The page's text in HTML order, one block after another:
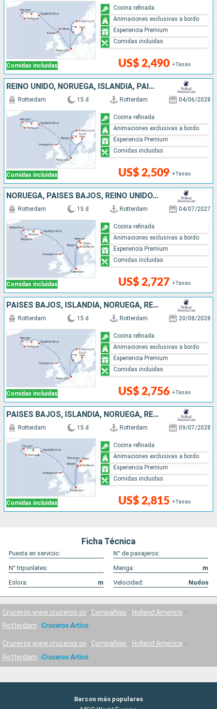
Comidas incluidas US$ 2,490 +Tasas
Cocina refinada
Animaciones exclusivas a bordo
Experiencia Premium
Comidas incluidas
REINO UNIDO, NORUEGA, ISLANDIA, PAISES BAJOS
Comidas incluidas
Rotterdam 15 d Rotterdam 04/06/2028
US$ 2,509 +Tasas
Cocina refinada
Animaciones exclusivas a bordo
Experiencia Premium
Comidas incluidas
NORUEGA, PAISES BAJOS, REINO UNIDO, ISLANDIA
Comidas incluidas
Rotterdam 15 d Rotterdam 04/07/2027
US$ 2,727 +Tasas
Cocina refinada
Animaciones exclusivas a bordo
Experiencia Premium
Comidas incluidas
PAISES BAJOS, ISLANDIA, NORUEGA, REINO UNIDO
Comidas incluidas
Rotterdam 15 d Rotterdam 20/08/2028
US$ 2,756 +Tasas
Cocina refinada
Animaciones exclusivas a bordo
Experiencia Premium
Comidas incluidas
PAISES BAJOS, ISLANDIA, NORUEGA, REINO UNIDO
Comidas incluidas
Rotterdam 15 d Rotterdam 09/07/2028
US$ 2,815 +Tasas
Cocina refinada
Animaciones exclusivas a bordo
Experiencia Premium
Comidas incluidas
Ficha Técnica
Puesta en servicio:
N° de pasajeros:
N° tripunlates:
Manga:
m
Eslora:
m Velocidad: Nudos
Cruceros www.cruceros.sv Compañías
Holland America
Rotterdam
Cruceros Artico
Cruceros www.cruceros.sv Compañías
Holland America
Rotterdam
Cruceros Artico
Barcos más populares